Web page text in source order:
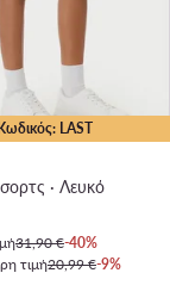
LAST
· Λευκό
31,90 €-40%
τιμή20,99 €-9%